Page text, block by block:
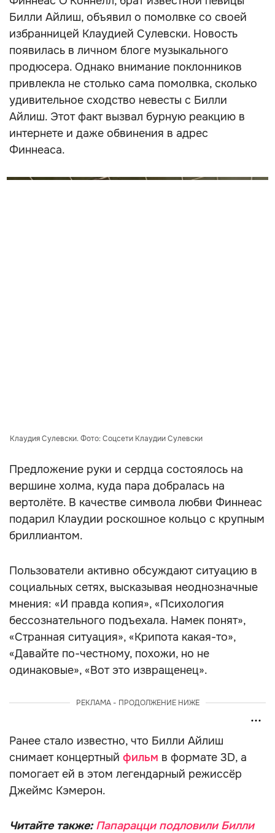
Билли Айлиш, объявил о помолвке со своей
избранницей Клаудией Сулевски. Новость
появилась в личном блоге музыкального
продюсера. Однако внимание поклонников
привлекла не столько сама помолвка, сколько
удивительное сходство невесты с Билли
Айлиш. Этот факт вызвал бурную реакцию в
интернете и даже обвинения в адрес
Финнеаса.
Клаудия Сулевски. Фото: Соцсети Клаудии Сулевски
Предложение руки и сердца состоялось на
вершине холма, куда пара добралась на
вертолёте. В качестве символа любви Финнеас
подарил Клаудии роскошное кольцо с крупным
бриллиантом.
Пользователи активно обсуждают ситуацию в
социальных сетях, высказывая неоднозначные
мнения: «И правда копия», «Психология
бессознательного подъехала. Намек понят»,
«Странная ситуация», «Крипота какая-то»,
«Давайте по-честному, похожи, но не
одинаковые», «Вот это извращенец».
РЕКЛАМА - ПРОДОЛЖЕНИЕ НИЖЕ
Ранее стало известно, что Билли Айлиш
снимает концертный фильм в формате 3D, а
помогает ей в этом легендарный режиссёр
Джеймс Кэмерон.
Читайте также: Папарацци подловили Билли